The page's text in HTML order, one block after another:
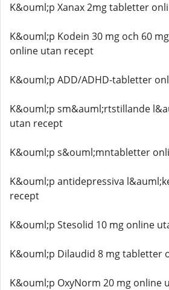
K&ouml;p Xanax 2mg tabletter
K&ouml;p Kodein 30 mg och 60
online utan recept
K&ouml;p ADD/ADHD-tabletter
K&ouml;p sm&auml;rtstillande
utan recept
K&ouml;p s&ouml;mntabletter
K&ouml;p antidepressiva
recept
K&ouml;p Stesolid 10 mg online
K&ouml;p Dilaudid 8 mg tabletter
K&ouml;p OxyNorm 20 mg online